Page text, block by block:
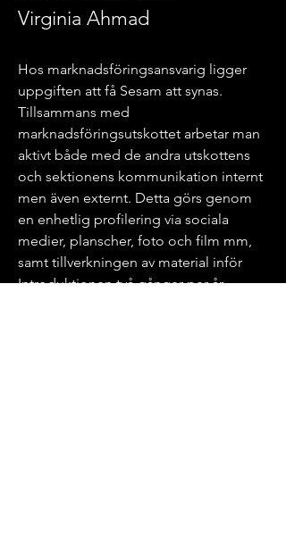
Virginia Ahmad
Hos marknadsföringsansvarig ligger
uppgiften att få Sesam att synas.
Tillsammans med
marknadsföringsutskottet arbetar man
aktivt både med de andra utskottens
och sektionens kommunikation internt
men även externt. Detta görs genom
en enhetlig profilering via sociala
medier, planscher, foto och film mm,
samt tillverkningen av material inför
Introduktionen två gånger per år.